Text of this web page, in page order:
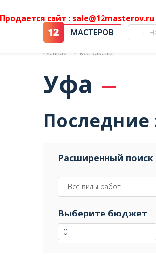
Продается сайт : sale@12masterov.ru
Главная Все заказы
Уфа
Последние
Расширенный поиск
Все виды работ
Выберите бюджет